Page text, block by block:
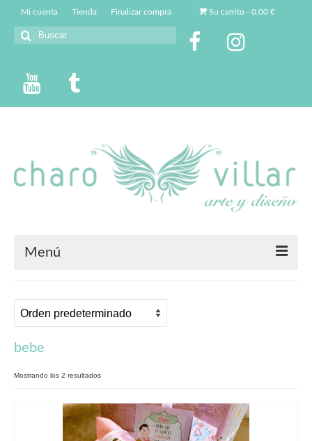
Mi cuenta Tienda Finalizar compra Su carrito - 0,00 €
Buscar
por:
Menú
Arte & Diseño
Ilustraciones
Diseño y Publicidad
Spizzico
bebe
Mostrando los 2 resultados